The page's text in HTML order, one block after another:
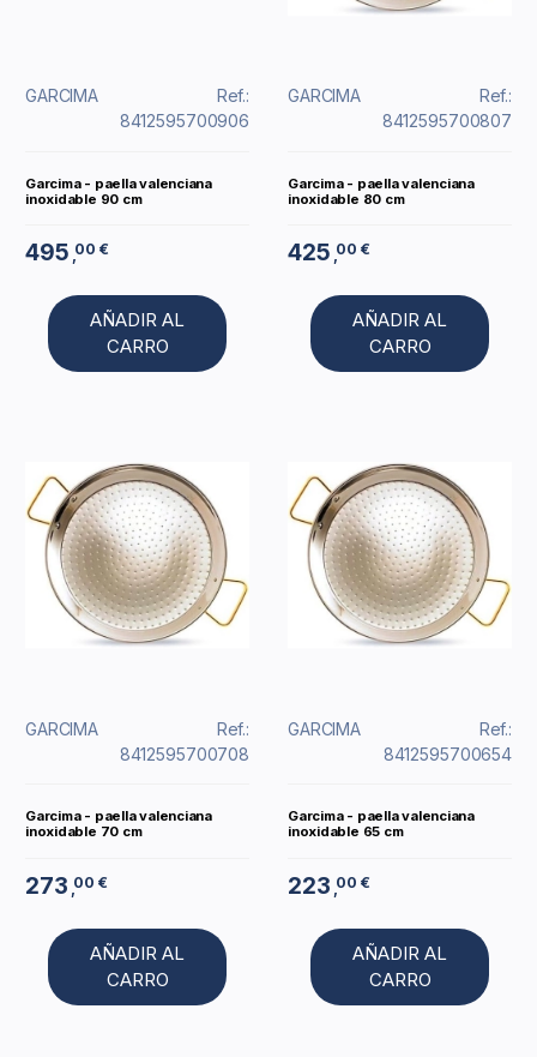
GARCIMA
Ref.:
8412595700906
Garcima - paella valenciana
inoxidable 90 cm
495 ,00 €
AÑADIR AL
CARRO
GARCIMA
Ref.:
8412595700807
Garcima - paella valenciana
inoxidable 80 cm
425 ,00 €
AÑADIR AL
CARRO
GARCIMA
Ref.:
8412595700708
Garcima - paella valenciana
inoxidable 70 cm
273 ,00 €
AÑADIR AL
CARRO
GARCIMA
Ref.:
8412595700654
Garcima - paella valenciana
inoxidable 65 cm
223 ,00 €
AÑADIR AL
CARRO